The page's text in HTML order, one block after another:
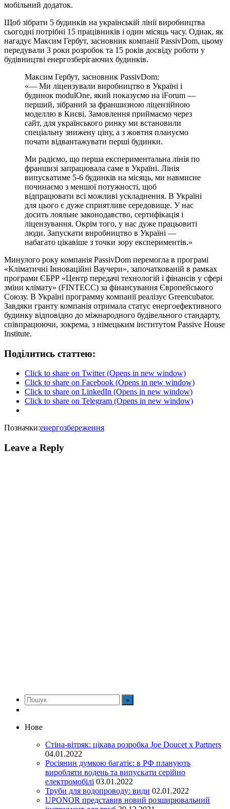
мобільний додаток.
Щоб зібрати 5 будинків на українській лінії виробництва
сьогодні потрібні 15 працівників і один місяць часу. Однак, як
нагадує Максим Гербут, засновник компанії PassivDom, цьому
передували 3 роки розробок та 15 років досвіду роботи у
будівництві енергозберігаючих будинків.
Максим Гербут, засновник PassivDom:
«— Ми ліцензували виробництво в Україні і
будинок modulOne, який показуємо на iForum —
перший, зібраний за франшизною ліцензійною
моделлю в Києві. Замовлення приймаємо через
сайт, для українського ринку ми встановили
спеціальну знижену ціну, а з жовтня плануємо
почати відвантажувати перші будинки.
Ми радіємо, що перша експериментальна лінія по
франшизі запрацювала саме в Україні. Лінія
випускатиме 5-6 будинків на місяць, ми навмисне
починаємо з меншої потужності, щоб
відпрацювати всі можливі ускладнення. В Україні
для цього є дуже сприятливе середовище. У нас
досить лояльне законодавство, сертифікація і
ліцензування. Окрім того, у нас дуже працьовиті
люди. Запускати виробництво в Україні —
набагато цікавіше з точки зору експериментів.»
Минулого року компанія PassivDom перемогла в програмі
«Кліматичні Інноваційні Ваучери», започаткованій в рамках
програми ЄБРР «Центр передачі технологій і фінансів у сфері
зміни клімату» (FINTECC) за фінансування Європейського
Союзу. В Україні программу компанії реалізує Greencubator.
Завдяки гранту компанія отримала статус енергоефективного
будинку відповідно до міжнародного будівельного стандарту,
співпрацюючи, зокрема, з німецьким інститутом Passive House
Institute.
Поділитись статтею:
Click to share on Twitter (Opens in new window)
Click to share on Facebook (Opens in new window)
Click to share on LinkedIn (Opens in new window)
Click to share on Telegram (Opens in new window)
Позначки:енергозбереження
Leave a Reply
Нове
Стіна-вітряк: цікава розробка Joe Doucet x Partners
04.01.2022
Росіянин думкою багатіє: в РФ планують
виробляти водень та випускати серійно
електромобілі 03.01.2022
Труби для водопроводу: види 02.01.2022
UPONOR представив новий розширювальний